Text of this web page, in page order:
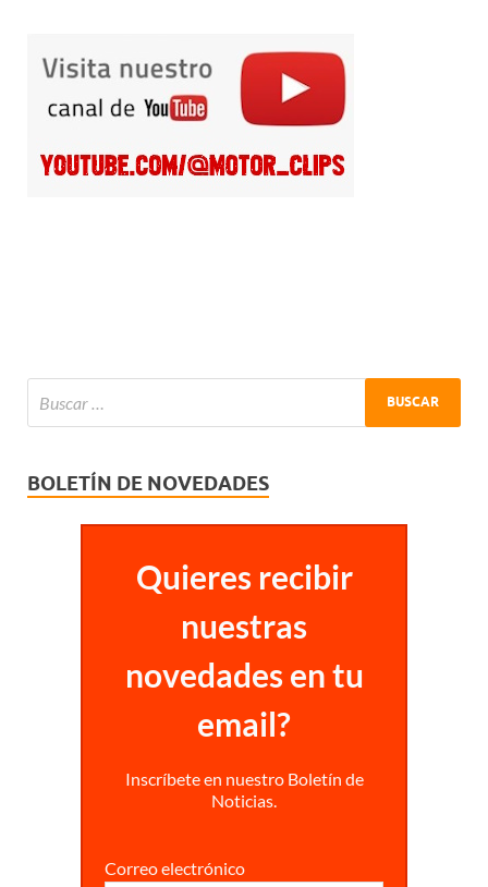
BOLETÍN DE NOVEDADES
Quieres recibir
nuestras
novedades en tu
email?
Inscríbete en nuestro Boletín de
Noticias.
Correo electrónico